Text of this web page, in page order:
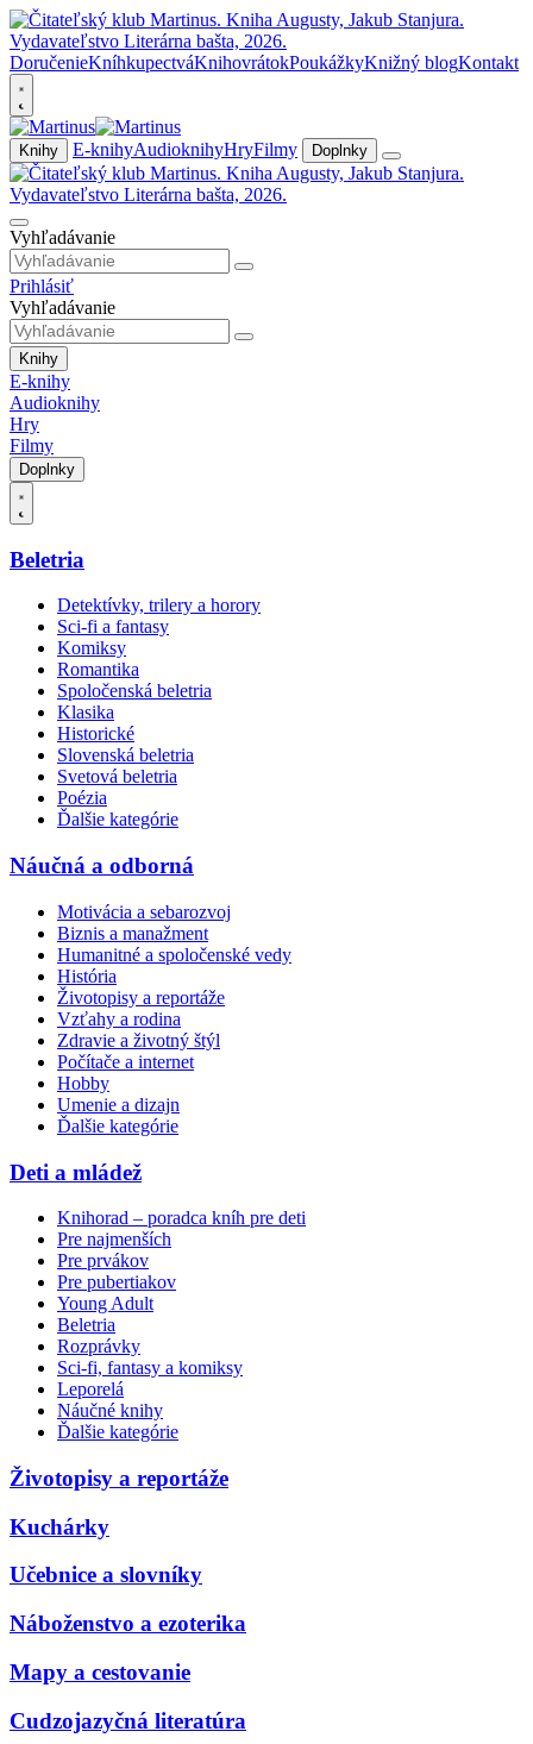
DoručenieKníhkupectváKnihovrátokPoukážkyKnižný blogKontakt
Knihy E-knihyAudioknihyHryFilmy Doplnky
Vyhľadávanie
Prihlásiť
Vyhľadávanie
Knihy
E-knihy
Audioknihy
Hry
Filmy
Doplnky
Beletria
Detektívky, trilery a horory
Sci-fi a fantasy
Komiksy
Romantika
Spoločenská beletria
Klasika
Historické
Slovenská beletria
Svetová beletria
Poézia
Ďalšie kategórie
Náučná a odborná
Motivácia a sebarozvoj
Biznis a manažment
Humanitné a spoločenské vedy
História
Životopisy a reportáže
Vzťahy a rodina
Zdravie a životný štýl
Počítače a internet
Hobby
Umenie a dizajn
Ďalšie kategórie
Deti a mládež
Knihorad – poradca kníh pre deti
Pre najmenších
Pre prvákov
Pre pubertiakov
Young Adult
Beletria
Rozprávky
Sci-fi, fantasy a komiksy
Leporelá
Náučné knihy
Ďalšie kategórie
Životopisy a reportáže
Kuchárky
Učebnice a slovníky
Náboženstvo a ezoterika
Mapy a cestovanie
Cudzojazyčná literatúra